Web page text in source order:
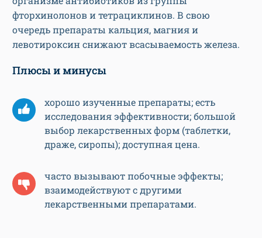
фторхинолонов и тетрациклинов. В свою
очередь препараты кальция, магния и
левотироксин снижают всасываемость железа.
Плюсы и минусы
хорошо изученные препараты; есть
исследования эффективности; большой
выбор лекарственных форм (таблетки,
драже, сиропы); доступная цена.
часто вызывают побочные эффекты;
взаимодействуют с другими
лекарственными препаратами.